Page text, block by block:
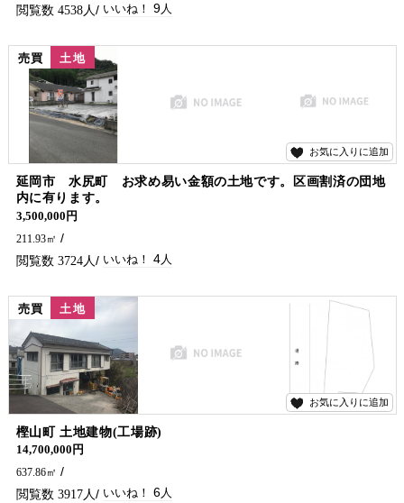
4538 9
売買 土地
お気に入りに追加
4
延岡市 水尻町 お求め易い金額の土地です。区画割済の団地
内に有ります。
川・海・山、自然を満喫できます。
3,500,000円
211.93㎡
3724 4
売買 土地
お気に入りに追加
樫山町 土地建物(工場跡)
14,700,000円
637.86㎡
3917 6